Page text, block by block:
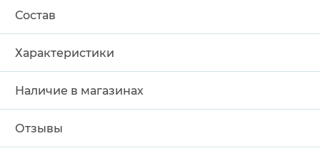
Состав
Характеристики
Наличие в магазинах
Отзывы